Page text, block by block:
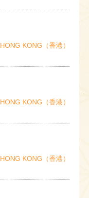
HONG KONG（香港）
HONG KONG（香港）
HONG KONG（香港）